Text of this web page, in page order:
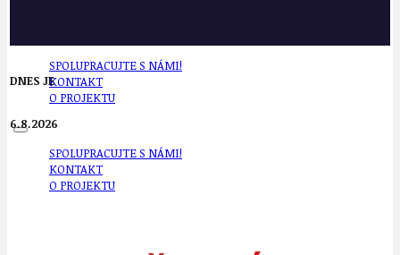
SPOLUPRACUJTE S NÁMI!
KONTAKT
O PROJEKTU
SPOLUPRACUJTE S NÁMI!
KONTAKT
O PROJEKTU
DNES JE
6.8.2026